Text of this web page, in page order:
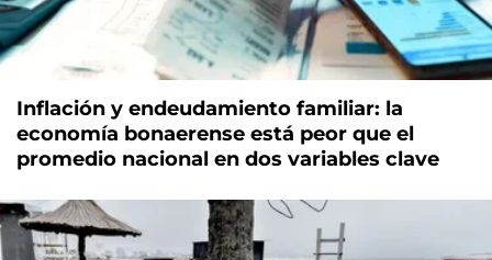
Inflación y endeudamiento familiar: la
economía bonaerense está peor que el
promedio nacional en dos variables clave